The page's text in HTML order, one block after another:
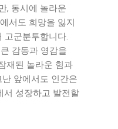
, 동시에 놀라운
서도 희망을 잃지
고군분투합니다.
감동과 영감을
재된 놀라운 힘과
앞에서도 인간은
서 성장하고 발전할